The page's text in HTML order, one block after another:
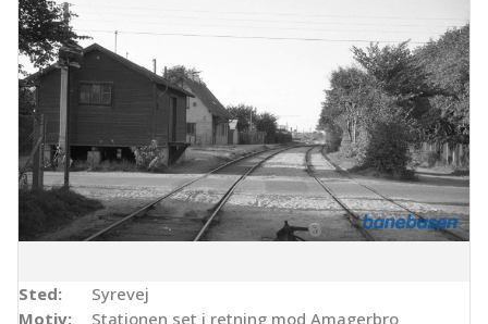
Sted:
Syrevej
Motiv:
Stationen set i retning mod Amagerbro